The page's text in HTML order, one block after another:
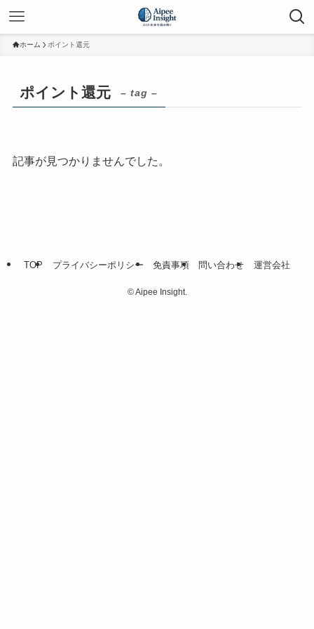
ホーム ポイント還元
ポイント還元 – tag –
記事が見つかりませんでした。
TOP プライバシーポリシー 免責事項 問い合わせ 運営会社
©Aipee Insight.